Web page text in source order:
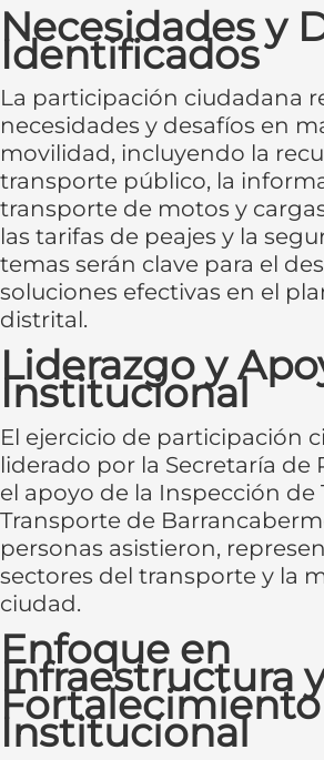
Necesidades y
Identificados
La participación ciudadana
necesidades y desafíos en
movilidad, incluyendo la
transporte público, la
transporte de motos y
las tarifas de peajes y la
temas serán clave para el
soluciones efectivas en el
distrital.
Liderazgo y
Institucional
El ejercicio de participación
liderado por la Secretaría de
el apoyo de la Inspección de
Transporte de
personas asistieron,
sectores del transporte y la
ciudad.
Enfoque en
Infraestructura
Fortalecimiento
Institucional